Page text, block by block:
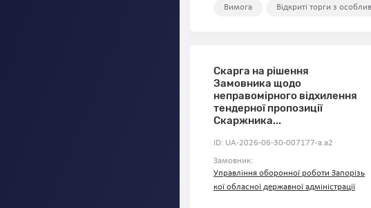
Вимога Відкриті торги з
Скарга на рішення
Замовника щодо
неправомірного відхилення
тендерної пропозиції
Скаржника...
ID: UA-2026-06-30-007177-a.a2
Замовник:
Управління оборонної роботи Запорізь
кої обласної державної адміністрації